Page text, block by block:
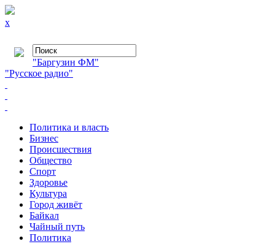
x
"Баргузин ФМ"
"Русское радио"
Политика и власть
Бизнес
Происшествия
Общество
Cпорт
Здоровье
Культура
Город живёт
Байкал
Чайный путь
Политика